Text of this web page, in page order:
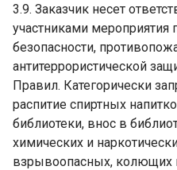
3.9. Заказчик несет
участниками мероприятия
безопасности,
антитеррористической
Правил. Категорически
распитие спиртных
библиотеки, внос в
химических и
взрывоопасных, колющих